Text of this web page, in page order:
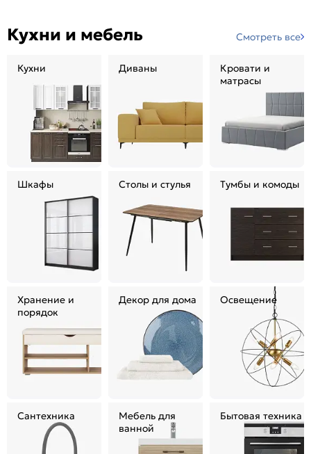
Кухни и мебель Смотреть все
Кухни Диваны
Кровати и
матрасы
Шкафы Столы и стулья Тумбы и комоды
Хранение и
порядок
Декор для дома Освещение
Сантехника
Мебель для
ванной
Бытовая техника